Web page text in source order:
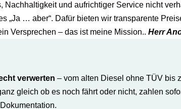
und aufrichtiger Service nicht
„Ja … aber“. Dafür bieten wir transparente
Versprechen – das ist meine Mission.. Herr
verwerten – vom alten Diesel ohne TÜV bis
gleich ob es noch fährt oder nicht, zahlen